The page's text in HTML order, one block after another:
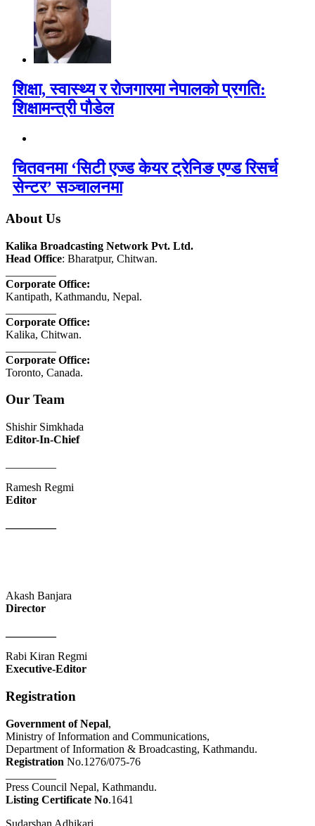
शिक्षा, स्वास्थ्य र रोजगारमा नेपालको प्रगति:
शिक्षामन्त्री पौडेल
चितवनमा ‘सिटी एज्ड केयर ट्रेनिङ एण्ड रिसर्च
सेन्टर’ सञ्चालनमा
About Us
Kalika Broadcasting Network Pvt. Ltd.
Head Office: Bharatpur, Chitwan.
Corporate Office:
Kantipath, Kathmandu, Nepal.
Corporate Office:
Kalika, Chitwan.
Corporate Office:
Toronto, Canada.
Our Team
Shishir Simkhada
Editor-In-Chief
Ramesh Regmi
Editor
Akash Banjara
Director
Rabi Kiran Regmi
Executive-Editor
Registration
Government of Nepal,
Ministry of Information and Communications,
Department of Information & Broadcasting, Kathmandu.
Registration No.1276/075-76
Press Council Nepal, Kathmandu.
Listing Certificate No.1641
Sudarshan Adhikari